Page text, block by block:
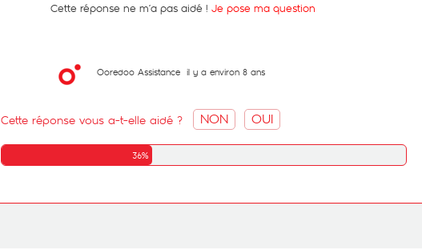
Cette réponse ne m’a pas aidé ! Je pose ma question
Ooredoo Assistance il y a environ 8 ans
Cette réponse vous a-t-elle aidé ? NON OUI
36%